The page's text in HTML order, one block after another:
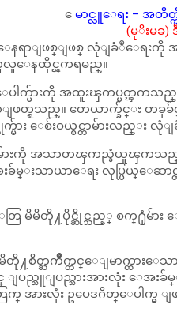
ေမာင္လူေရး – အ
(မုိးမခ) ဒီ
ရာျဖစ္ျဖစ္ လုံျခံဳေရးကို
ေနထိုင္ၾကရမည္။
က္မ်ားကို အထူးၾကပ္မတ္ၾကသ
ျဖတ္ရသည္။ တေယာက္ခ်င္း တ
မ်ား ေစ်းဝယ္စင္တာမ်ားလည္း
ကို အသာတၾကည္ခံယူၾကသည္။
းသာယာေရး လုပ္ဖြယ္ေဆာင္
မိမိတို႔ပိုင္ဆိုင္သည့္ စက္႐ုံမ်ား ေစ်
တို႔စိတ္ႀကိဳက္တင္ေျမာက္ထား
ပည္သူျပည္သားအားလုံး ေအးခ်
က္ အားလုံး ဥပေဒဂိတ္ေပါက္